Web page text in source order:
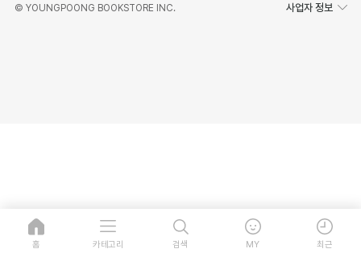
© YOUNGPOONG BOOKSTORE INC. 사업자 정보
홈 카테고리 검색 MY 최근